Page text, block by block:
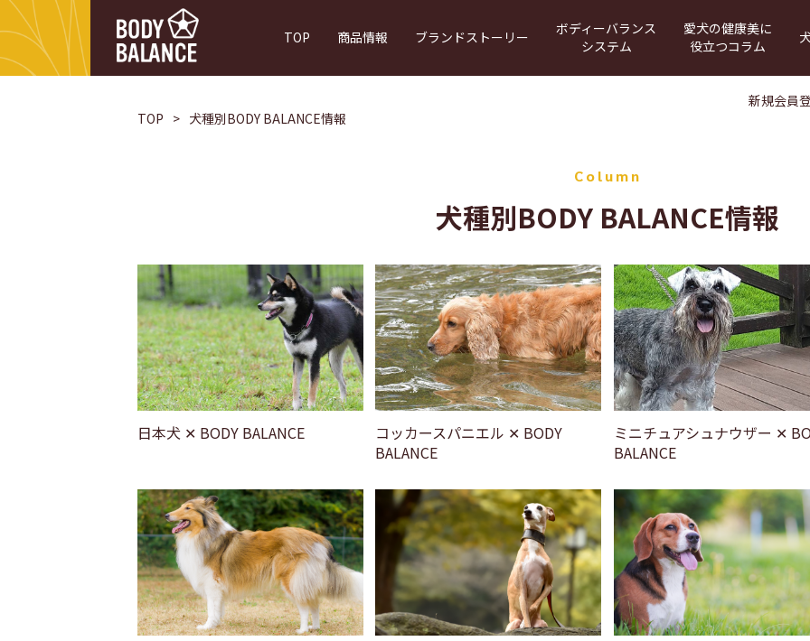
TOP 商品情報 ブランドストーリー
ボディーバランス
システム
愛犬の健康美に
役立つコラム
エイジングサポート
運動量・給与量管理アプリ
理想的なボディバランスのために BODY BALANCEの原材料 犬のからだのメカ
新規会員
TOP
犬種別BODY BALANCE情報
Column
犬種別BODY BALANCE情報
日本犬 ✕ BODY BALANCE
コッカースパニエル ✕ BODY
BALANCE
ミニチュアシュナウザー ✕
BALANCE